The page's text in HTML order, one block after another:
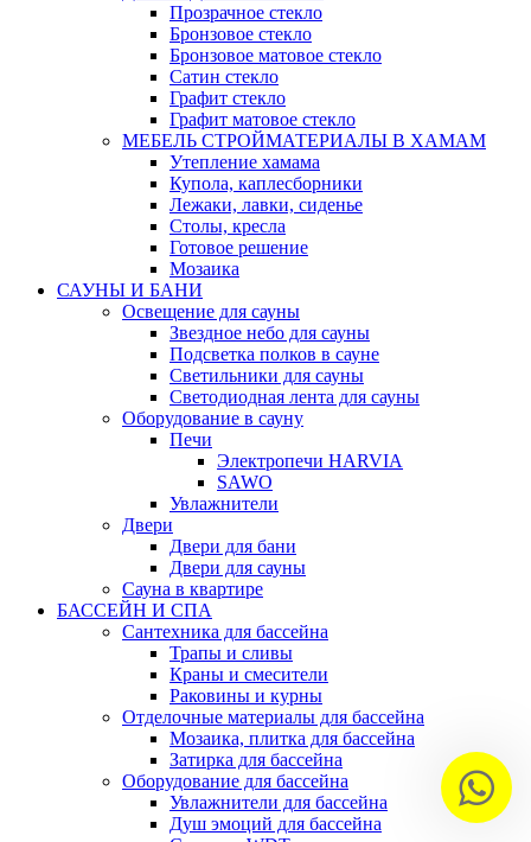
Прозрачное стекло
Бронзовое стекло
Бронзовое матовое стекло
Сатин стекло
Графит стекло
Графит матовое стекло
МЕБЕЛЬ СТРОЙМАТЕРИАЛЫ В ХАМАМ
Утепление хамама
Купола, каплесборники
Лежаки, лавки, сиденье
Столы, кресла
Готовое решение
Мозаика
САУНЫ И БАНИ
Освещение для сауны
Звездное небо для сауны
Подсветка полков в сауне
Светильники для сауны
Светодиодная лента для сауны
Оборудование в сауну
Печи
Электропечи HARVIA
SAWO
Увлажнители
Двери
Двери для бани
Двери для сауны
Сауна в квартире
БАССЕЙН И СПА
Сантехника для бассейна
Трапы и сливы
Краны и смесители
Раковины и курны
Отделочные материалы для бассейна
Мозаика, плитка для бассейна
Затирка для бассейна
Оборудование для бассейна
Увлажнители для бассейна
Душ эмоций для бассейна